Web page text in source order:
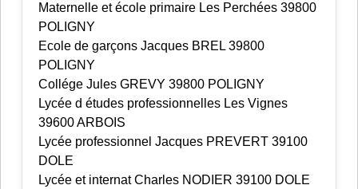
Maternelle et école primaire Les Perchées 39800
POLIGNY
Ecole de garçons Jacques BREL 39800
POLIGNY
Collége Jules GREVY 39800 POLIGNY
Lycée d études professionnelles Les Vignes
39600 ARBOIS
Lycée professionnel Jacques PREVERT 39100
DOLE
Lycée et internat Charles NODIER 39100 DOLE